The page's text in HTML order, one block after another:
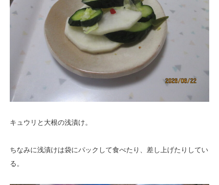
キュウリと大根の浅漬け。
ちなみに浅漬けは袋にパックして食べたり、差し上げたりしてい
る。